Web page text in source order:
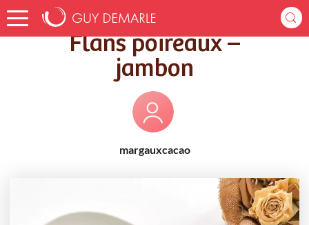
Accueil Recettes Flans poireaux – jambon
Flans poireaux –
jambon
margauxcacao